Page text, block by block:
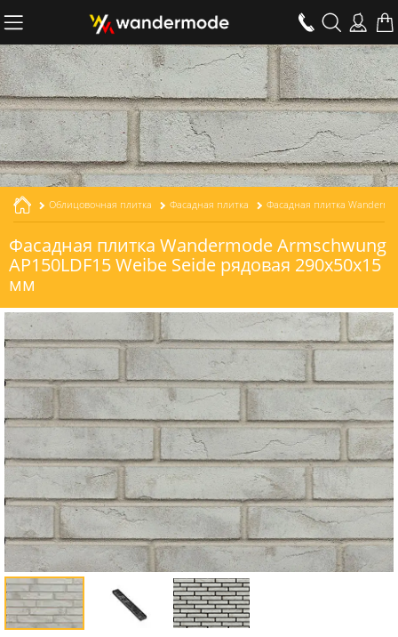
Облицовочная плитка Фасадная плитка
Фасадная плитка Wandermode Armschwung
AP150LDF15 Weibe Seide рядовая 290x50x15
мм